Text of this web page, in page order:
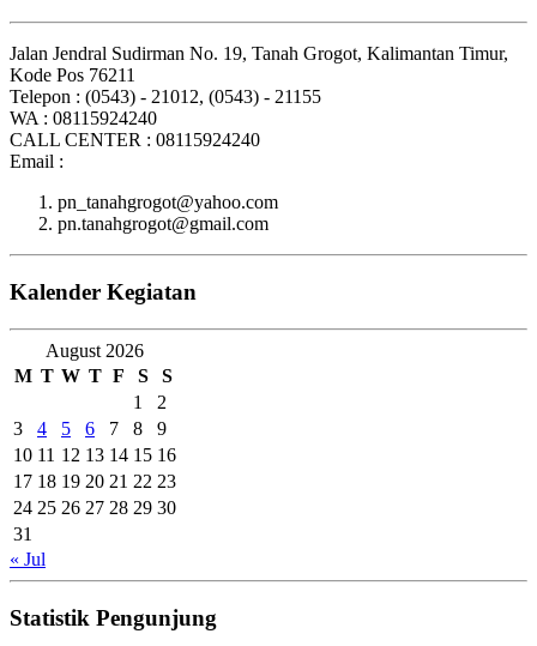
Jalan Jendral Sudirman No. 19, Tanah Grogot, Kalimantan Timur,
Kode Pos 76211
Telepon : (0543) - 21012, (0543) - 21155
WA : 08115924240
CALL CENTER : 08115924240
Email :
pn_tanahgrogot@yahoo.com
pn.tanahgrogot@gmail.com
Kalender Kegiatan
August 2026
M T W T F S
S
1
2
3
4 5 6 7 8
9
10 11 12 13 14 15 16
17 18 19 20 21 22 23
24 25 26 27 28 29 30
31
« Jul
Statistik Pengunjung